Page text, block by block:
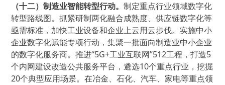
（十二）制造业智能转型行动。制定重点行业领域数字化
转型路线图。抓紧研制两化融合成熟度、供应链数字化等
亟需标准，加快工业设备和企业上云用云步伐。实施中小
企业数字化赋能专项行动，集聚一批面向制造业中小企业
的数字化服务商。推进“5G+工业互联网”512工程，打造5
个内网建设改造公共服务平台，遴选10个重点行业，挖掘
20个典型应用场景。在冶金、石化、汽车、家电等重点领